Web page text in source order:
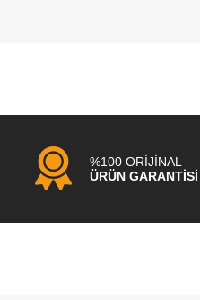
%100 ORİJİNAL
ÜRÜN GARANTİSİ